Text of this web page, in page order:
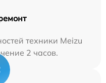
техники Meizu
2 часов.